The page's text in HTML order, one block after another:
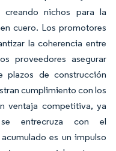
creando nichos para la
cuero. Los promotores
la coherencia entre
proveedores asegurar
plazos de construcción
cumplimiento con los
ventaja competitiva, ya
entrecruza con el
es un impulso